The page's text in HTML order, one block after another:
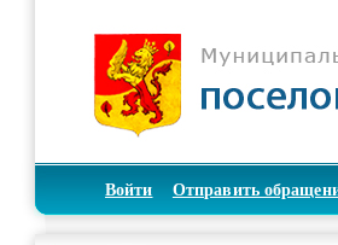
Войти Отправить